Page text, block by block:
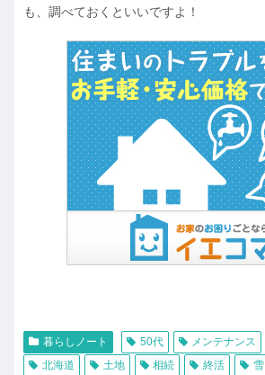
も、調べておくといいですよ！
暮らしノート 50代 メンテナンス
北海道
土地 相続 終活 雪